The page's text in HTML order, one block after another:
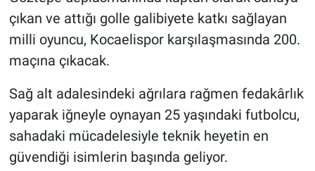
çıkan ve attığı golle galibiyete katkı sağlayan
milli oyuncu, Kocaelispor karşılaşmasında 200.
maçına çıkacak.
Sağ alt adalesindeki ağrılara rağmen fedakârlık
yaparak iğneyle oynayan 25 yaşındaki futbolcu,
sahadaki mücadelesiyle teknik heyetin en
güvendiği isimlerin başında geliyor.